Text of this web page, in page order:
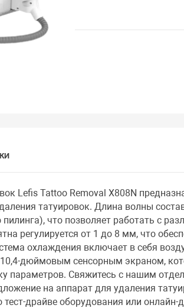
Lefis Tattoo Removal X808N
татуировок. Длина волны
что позволяет работать с
регулируется от 1 до 8 мм, что
охлаждения включает в себя
дюймовым сенсорным экраном,
параметров. Свяжитесь с нашим
на аппарат для удаления
тест-драйве оборудования или онлайн-